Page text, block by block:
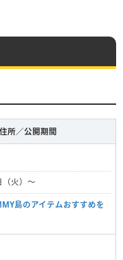
住所／公開期間
火）〜
島のアイテムおすすめを